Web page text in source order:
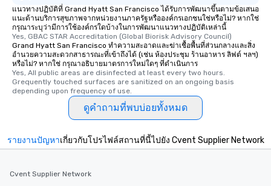
several renowned
convenient outing,
and your guests
discovered otherwise
at a typical corporate
a way to try some of
in the city and dive
cuisines and dishes.
selected dishes are
delight any palate. Tours Available
from Day to Night
แนวทางปฏิบัติที่ Grand Hyatt San Francisco ได้รับการพัฒนาขึ้นตามข้อเสนอ
แนะด้านบริการสุขภาพจากหน่วยงานภาครัฐหรือองค์กรเอกชนใช่หรือไม่? หากใช่
กรุณาระบุว่ามีการใช้องค์กรใดบ้างในการพัฒนาแนวทางปฏิบัติเหล่านี้
Yes, GBAC STAR Accreditation (Global Biorisk Advisory Council)
Grand Hyatt San Francisco ทำความสะอาดและฆ่าเชื้อพื้นที่ส่วนกลางและสิ่ง
อำนวยความสะดวกสาธารณะที่เข้าถึงได้ (เช่น ห้องประชุม ร้านอาหาร ลิฟต์ ฯลฯ)
หรือไม่? หากใช่ กรุณาอธิบายมาตรการใหม่ใดๆ ที่ดำเนินการ
Yes, All public areas are disinfected at least every two hours.
Grequently touched surfaces are sanitized on an ongoing basis
depending upon frequency of use.
ดูคำถามที่พบบ่อยทั้งหมด
รายงานปัญหาเกี่ยวกับโปรไฟล์สถานที่นี้ไปยัง Cvent Supplier Network
Cvent Supplier Network